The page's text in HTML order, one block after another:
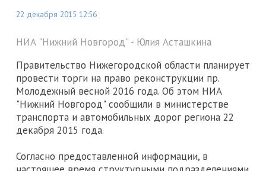
22 декабря 2015 12:56
НИА "Нижний Новгород" - Юлия Асташкина
Правительство Нижегородской области планирует
провести торги на право реконструкции пр.
Молодежный весной 2016 года. Об этом НИА
"Нижний Новгород" сообщили в министерстве
транспорта и автомобильных дорог региона 22
декабря 2015 года.
Согласно предоставленной информации, в